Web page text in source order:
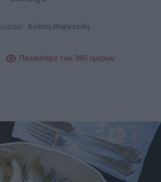
γράφει: Αγάπη Μαργετίδη
Παλαιότερο των 360 ημερών